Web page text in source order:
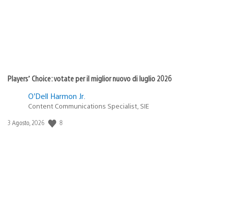
Players’ Choice: votate per il miglior nuovo di luglio 2026
O’Dell Harmon Jr.
Content Communications Specialist, SIE
Data
3 Agosto, 2026 8